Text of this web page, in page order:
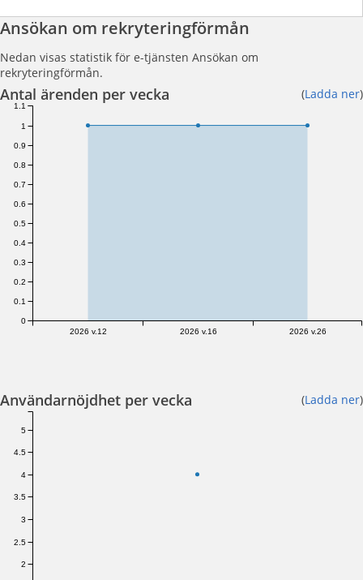
Ansökan om rekryteringförmån
Nedan visas statistik för e-tjänsten Ansökan om
rekryteringförmån.
Antal ärenden per vecka (Ladda ner)
2026 v.12 2026 v.16 2026 v.26
0
0.1
0.2
0.3
0.4
0.5
0.6
0.7
0.8
0.9
1
1.1
Användarnöjdhet per vecka (Ladda ner)
2
2.5
3
3.5
4
4.5
5